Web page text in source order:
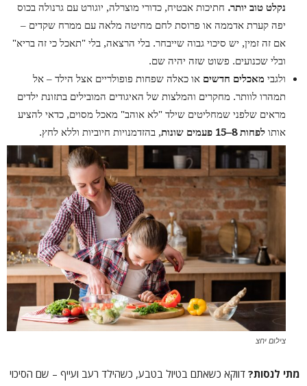
נקלט טוב יותר. חתיכות אבטיח, כדורי מוצרלה, יוגורט עם גרנולה בכוס
יפה קערת אדממה או פרוסת לחם מחיטה מלאה עם ממרח שקדים –
אם זה זמין, יש סיכוי גבוה שייבחר. בלי הרצאה, בלי "תאכל כי זה בריא"
ובלי שכנועים. פשוט שזה יהיה שם.
ולגבי מאכלים חדשים או כאלה שפחות פופולריים אצל הילד – אל
תמהרו לוותר. מחקרים והמלצות של האיגודים המובילים בתזונת ילדים
מראים שלפני שמחליטים שילד "לא אוהב" מאכל מסוים, כדאי להציע
אותו לפחות 8–15 פעמים שונות , בהזדמנויות חיוביות וללא לחץ.
צילום יחצ
מתי לנסות? דווקא כשאתם בטיול בטבע, כשהילד רעב ועייף – שם הסיכוי